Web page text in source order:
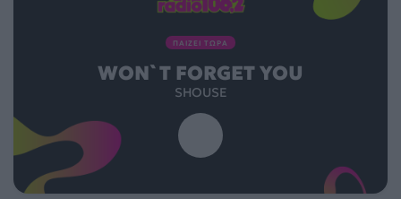
ΠΑΙΖΕΙ ΤΩΡΑ
WON`T FORGET YOU
SHOUSE